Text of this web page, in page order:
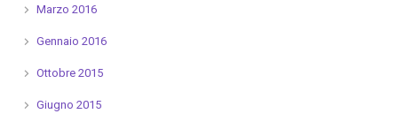
Marzo 2016
Gennaio 2016
Ottobre 2015
Giugno 2015